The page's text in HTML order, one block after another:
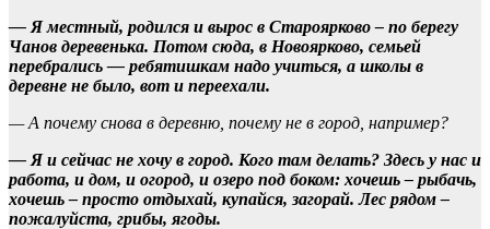
— Я местный, родился и вырос в Староярково – по берегу
Чанов деревенька. Потом сюда, в Новоярково, семьей
перебрались — ребятишкам надо учиться, а школы в
деревне не было, вот и переехали.
— А почему снова в деревню, почему не в город, например?
— Я и сейчас не хочу в город. Кого там делать? Здесь у нас и
работа, и дом, и огород, и озеро под боком: хочешь – рыбачь,
хочешь – просто отдыхай, купайся, загорай. Лес рядом –
пожалуйста, грибы, ягоды.